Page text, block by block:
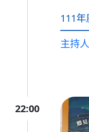
111
主持人
22:00